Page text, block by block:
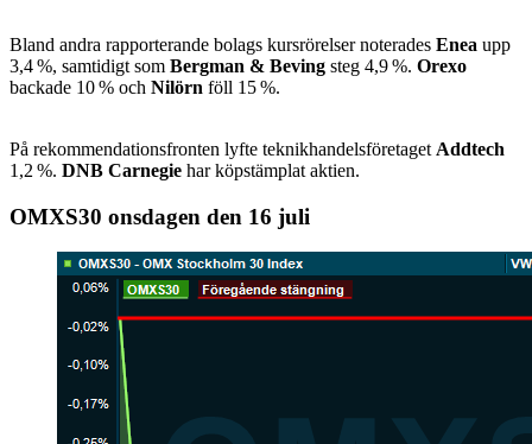
Bland andra rapporterande bolags kursrörelser noterades Enea upp
3,4 %, samtidigt som Bergman & Beving steg 4,9 %. Orexo
backade 10 % och Nilörn föll 15 %.
På rekommendationsfronten lyfte teknikhandelsföretaget Addtech
1,2 %. DNB Carnegie har köpstämplat aktien.
OMXS30 onsdagen den 16 juli